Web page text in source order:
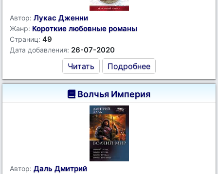
Автор: Лукас Дженни
Жанр: Короткие любовные романы
Страниц: 49
Дата добавления: 26-07-2020
Читать Подробнее
Волчья Империя
Автор: Даль Дмитрий